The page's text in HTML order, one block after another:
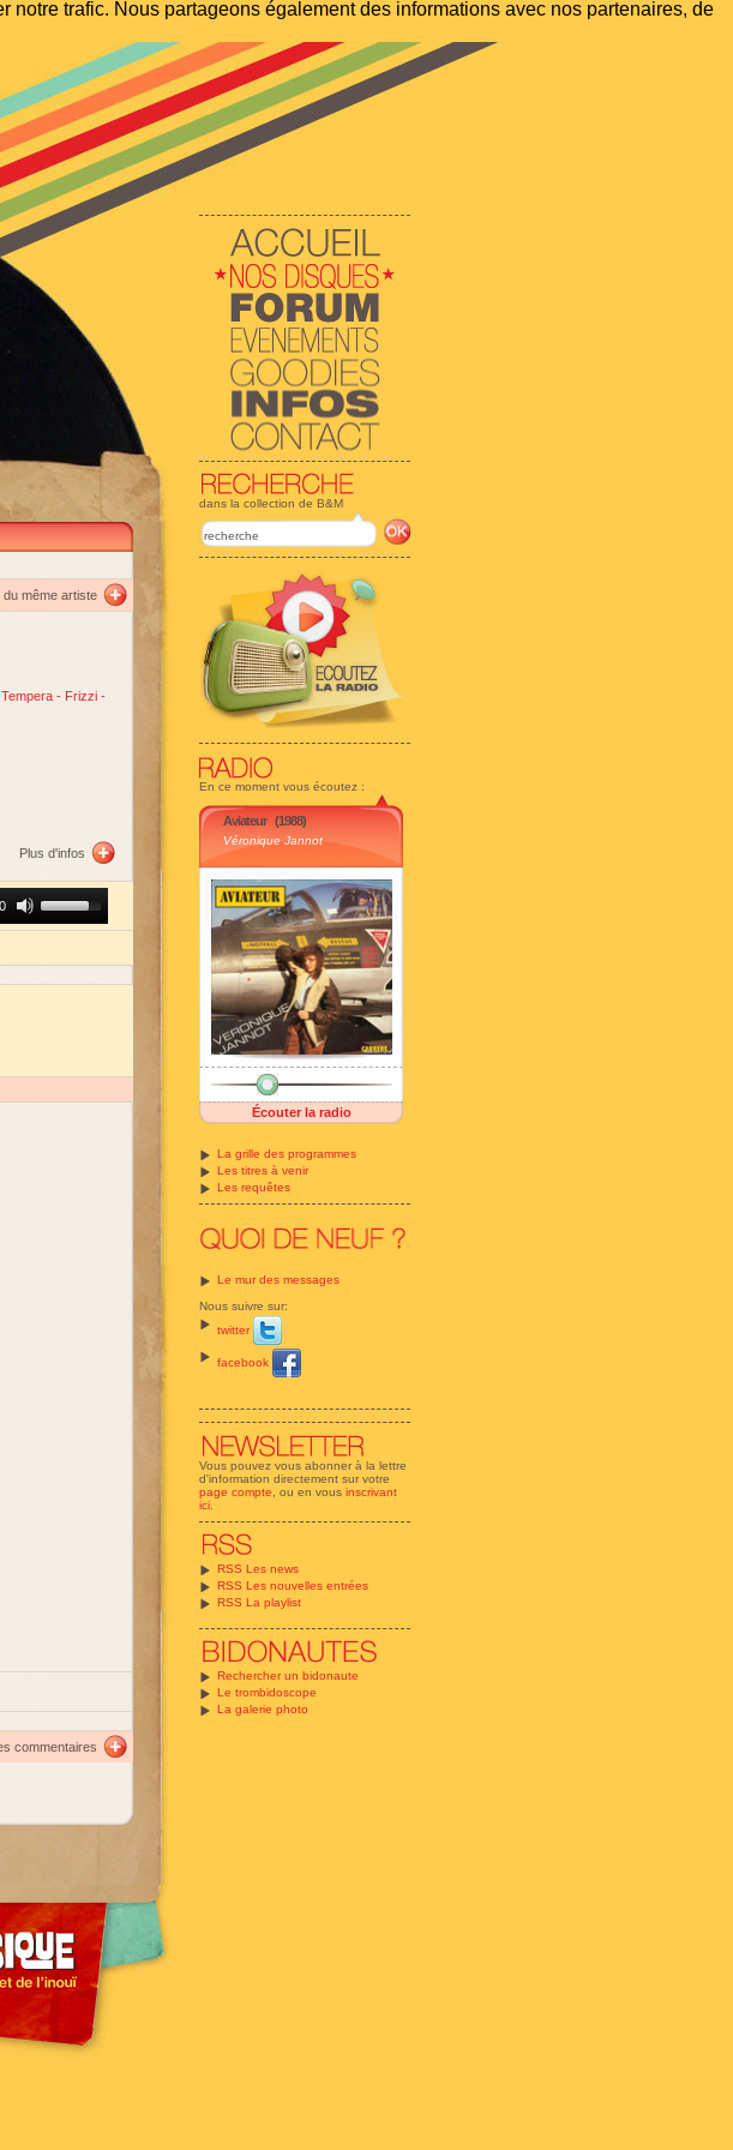
trafic. Nous partageons également des informations avec nos partenaires, de
dans la collection de B&M
En ce moment vous écoutez :
Aviateur (1988)
Véronique Jannot
Écouter la radio
La grille des programmes
Les titres à venir
Les requêtes
Le mur des messages
Nous suivre sur:
twitter
facebook
Vous pouvez vous abonner à la lettre
d'information directement sur votre
page compte , ou en vous inscrivant
ici
RSS Les news
RSS Les nouvelles entrées
RSS La playlist
Rechercher un bidonaute
Le trombidoscope
La galerie photo
du même artiste
Tempera - Frizzi -
Plus d'infos
Up/Down
Arrow
increase
or
commentaires